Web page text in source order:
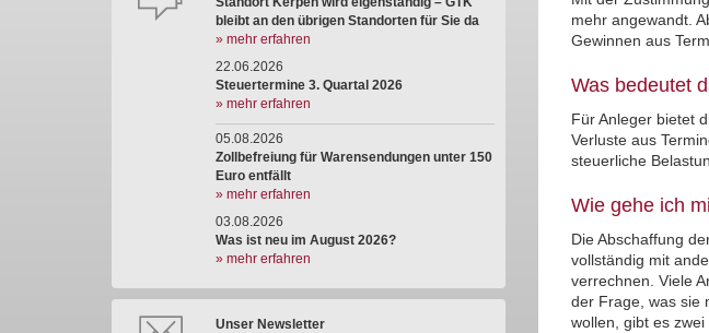
mehr angewandt.
Gewinnen aus
Was bedeutet
Für Anleger bietet
Verluste aus
steuerliche
Wie gehe ich
Die Abschaffung
vollständig mit
verrechnen. Viele
der Frage, was sie
wollen, gibt es
bleibt an den übrigen Standorten für Sie da
» mehr erfahren
22.06.2026
Steuertermine 3. Quartal 2026
» mehr erfahren
05.08.2026
Zollbefreiung für Warensendungen unter 150
Euro entfällt
» mehr erfahren
03.08.2026
Was ist neu im August 2026?
» mehr erfahren
Unser Newsletter